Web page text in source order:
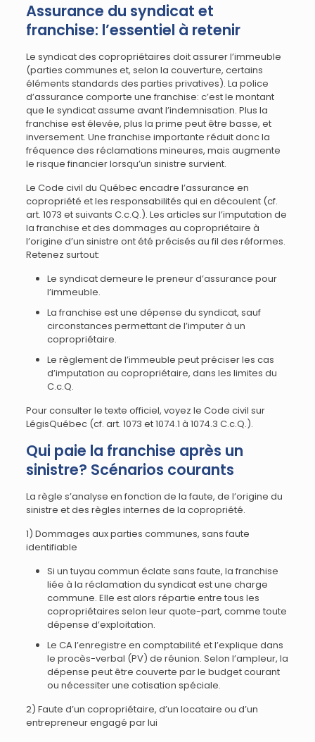
Assurance du syndicat et
franchise: l’essentiel à retenir
Le syndicat des copropriétaires doit assurer l’immeuble
(parties communes et, selon la couverture, certains
éléments standards des parties privatives). La police
d’assurance comporte une franchise: c’est le montant
que le syndicat assume avant l’indemnisation. Plus la
franchise est élevée, plus la prime peut être basse, et
inversement. Une franchise importante réduit donc la
fréquence des réclamations mineures, mais augmente
le risque financier lorsqu’un sinistre survient.
Le Code civil du Québec encadre l’assurance en
copropriété et les responsabilités qui en découlent (cf.
art. 1073 et suivants C.c.Q.). Les articles sur l’imputation de
la franchise et des dommages au copropriétaire à
l’origine d’un sinistre ont été précisés au fil des réformes.
Retenez surtout:
Le syndicat demeure le preneur d’assurance pour
l’immeuble.
La franchise est une dépense du syndicat, sauf
circonstances permettant de l’imputer à un
copropriétaire.
Le règlement de l’immeuble peut préciser les cas
d’imputation au copropriétaire, dans les limites du
C.c.Q.
Pour consulter le texte officiel, voyez le Code civil sur
LégisQuébec (cf. art. 1073 et 1074.1 à 1074.3 C.c.Q.).
Qui paie la franchise après un
sinistre? Scénarios courants
La règle s’analyse en fonction de la faute, de l’origine du
sinistre et des règles internes de la copropriété.
1) Dommages aux parties communes, sans faute
identifiable
Si un tuyau commun éclate sans faute, la franchise
liée à la réclamation du syndicat est une charge
commune. Elle est alors répartie entre tous les
copropriétaires selon leur quote-part, comme toute
dépense d’exploitation.
Le CA l’enregistre en comptabilité et l’explique dans
le procès-verbal (PV) de réunion. Selon l’ampleur, la
dépense peut être couverte par le budget courant
ou nécessiter une cotisation spéciale.
2) Faute d’un copropriétaire, d’un locataire ou d’un
entrepreneur engagé par lui